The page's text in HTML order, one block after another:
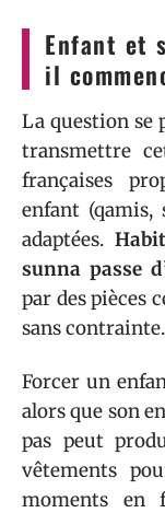
Enfant et
il
La question se
transmettre
françaises
enfant (qamis,
adaptées.
sunna passe
par des pièces
sans contrainte.
Forcer un
alors que son
pas peut
vêtements
moments en